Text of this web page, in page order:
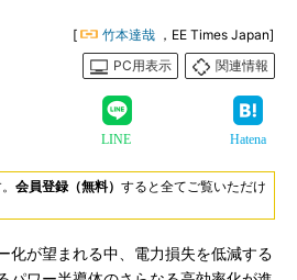
[ 竹本達哉 ，EE Times Japan]
PC用表示
関連情報
LINE Hatena
会員登録（無料） すると全てご覧いただけ
が望まれる中、電力損失を低減する